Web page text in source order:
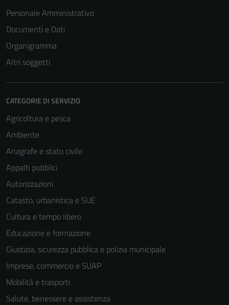
Personale Amministrativo
Documenti e Dati
Organigramma
Altri soggetti
CATEGORIE DI SERVIZIO
Agricoltura e pesca
Ambiente
Anagrafe e stato civile
Appalti pubblici
Autorizzazioni
Catasto, urbanistica e SUE
Cultura e tempo libero
Educazione e formazione
Giustizia, sicurezza pubblica e polizia municipale
Imprese, commercio e SUAP
Mobilità e trasporti
Salute, benessere e assistenza
informazioni